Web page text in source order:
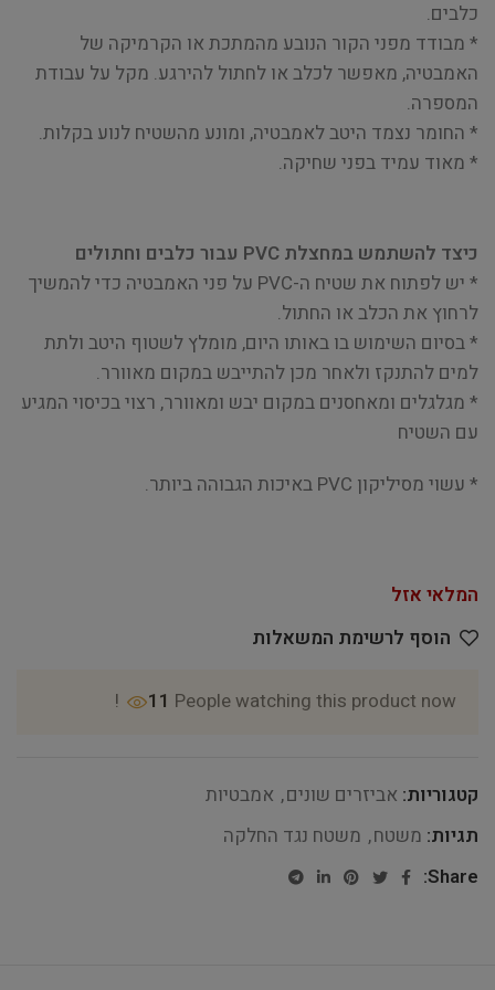
כלבים.
* מבודד מפני הקור הנובע מהמתכת או הקרמיקה של
האמבטיה, מאפשר לכלב או לחתול להירגע. מקל על עבודת
המספרה.
* החומר נצמד היטב לאמבטיה, ומונע מהשטיח לנוע בקלות.
* מאוד עמיד בפני שחיקה.
כיצד להשתמש במחצלת PVC עבור כלבים וחתולים
* יש לפתוח את שטיח ה-PVC על פני האמבטיה כדי להמשיך
לרחוץ את הכלב או החתול.
* בסיום השימוש בו באותו היום, מומלץ לשטוף היטב ולתת
למים להתנקז ולאחר מכן להתייבש במקום מאוורר.
* מגלגלים ומאחסנים במקום יבש ומאוורר, רצוי בכיסוי המגיע
עם השטיח
* עשוי מסיליקון PVC באיכות הגבוהה ביותר.
המלאי אזל
הוסף לרשימת המשאלות
11 People watching this product now!
קטגוריות: אביזרים שונים, אמבטיות
תגיות: משטח, משטח נגד החלקה
Share: